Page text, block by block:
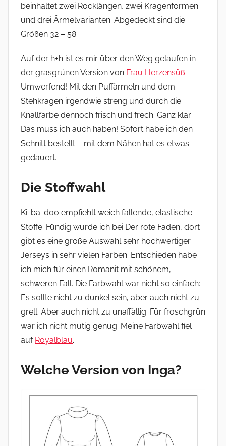
beinhaltet zwei Rocklängen, zwei Kragenformen
und drei Ärmelvarianten. Abgedeckt sind die
Größen 32 – 58.
Auf der h+h ist es mir über den Weg gelaufen in
der grasgrünen Version von Frau Herzensüß.
Umwerfend! Mit den Puffärmeln und dem
Stehkragen irgendwie streng und durch die
Knallfarbe dennoch frisch und frech. Ganz klar:
Das muss ich auch haben! Sofort habe ich den
Schnitt bestellt – mit dem Nähen hat es etwas
gedauert.
Die Stoffwahl
Ki-ba-doo empfiehlt weich fallende, elastische
Stoffe. Fündig wurde ich bei Der rote Faden, dort
gibt es eine große Auswahl sehr hochwertiger
Jerseys in sehr vielen Farben. Entschieden habe
ich mich für einen Romanit mit schönem,
schweren Fall. Die Farbwahl war nicht so einfach:
Es sollte nicht zu dunkel sein, aber auch nicht zu
grell. Aber auch nicht zu unaffällig. Für froschgrün
war ich nicht mutig genug. Meine Farbwahl fiel
auf Royalblau.
Welche Version von Inga?